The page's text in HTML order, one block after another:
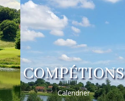
COMPÉTIONS
Calendrier